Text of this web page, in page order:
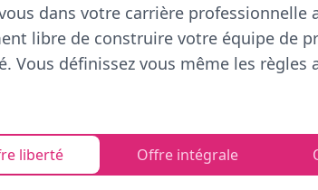
dans votre carrière professionnelle
libre de construire votre équipe de
Vous définissez vous même les règles
liberté Offre intégrale